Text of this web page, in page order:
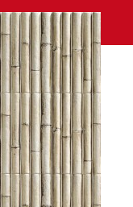
Кухня